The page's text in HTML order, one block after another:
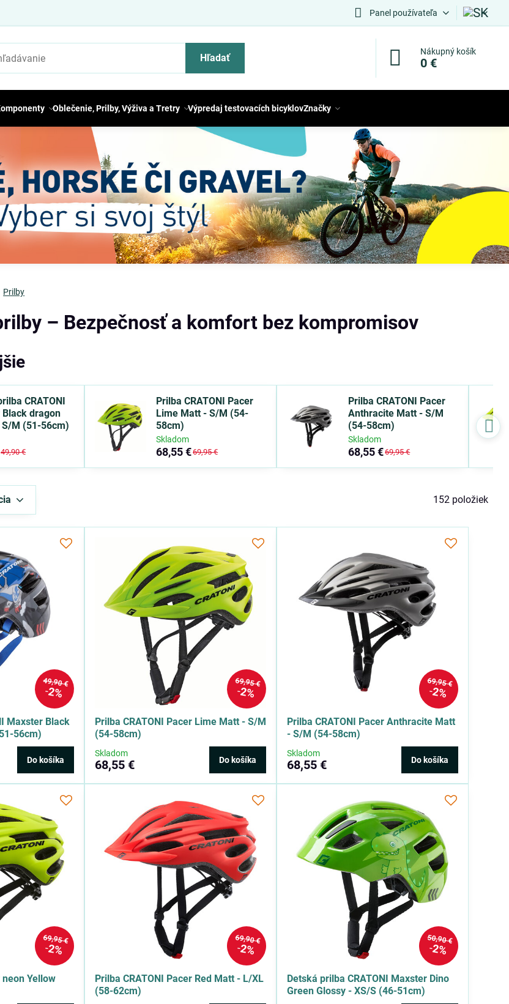
Panel používateľa
Hľadať
Nákupný košík
0 €
Oblečenie, Prilby, Výživa a Tretry Výpredaj testovacích bicyklovZnačky
Prilby
– Bezpečnosť a komfort bez kompromisov
CRATONI
dragon
S/M (51-56cm)
49,90 €
Prilba CRATONI Pacer
Lime Matt - S/M (54-
58cm)
Skladom
68,55 €69,95 €
Prilba CRATONI Pacer
Anthracite Matt - S/M
(54-58cm)
Skladom
68,55 €69,95 €
152 položiek
49,90 €
2%
Maxster Black
56cm)
Do košíka
69,95 €
2%
Prilba CRATONI Pacer Lime Matt - S/M
(54-58cm)
Skladom
68,55 € Do košíka
69,95 €
2%
Prilba CRATONI Pacer Anthracite Matt
- S/M (54-58cm)
Skladom
68,55 € Do košíka
69,95 €
2%
neon Yellow
69,90 €
2%
Prilba CRATONI Pacer Red Matt - L/XL
(58-62cm)
50,90 €
2%
Detská prilba CRATONI Maxster Dino
Green Glossy - XS/S (46-51cm)